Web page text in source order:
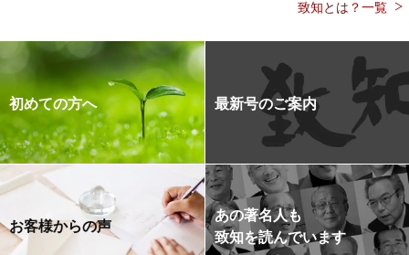
致知とは？一覧
初めての方へ 最新号のご案内
お客様からの声
あの著名人も
致知を読んでいます